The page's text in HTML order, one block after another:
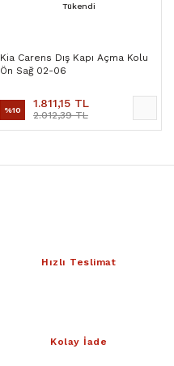
Tükendi
Kia Carens Dış Kapı Açma Kolu
Ön Sağ 02-06
%10 1.811,15 TL
2.012,39 TL
Hızlı Teslimat
Kolay İade